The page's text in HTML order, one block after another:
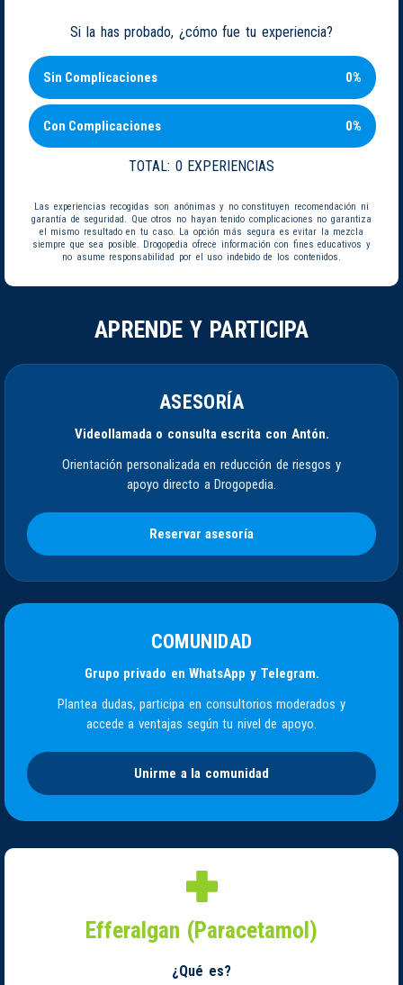
Si la has probado, ¿cómo fue tu experiencia?
Sin Complicaciones 0%
Con Complicaciones 0%
TOTAL: 0 EXPERIENCIAS
Las experiencias recogidas son anónimas y no constituyen recomendación ni
garantía de seguridad. Que otros no hayan tenido complicaciones no garantiza
el mismo resultado en tu caso. La opción más segura es evitar la mezcla
siempre que sea posible. Drogopedia ofrece información con fines educativos y
no asume responsabilidad por el uso indebido de los contenidos.
APRENDE Y PARTICIPA
ASESORÍA
Videollamada o consulta escrita con Antón.
Orientación personalizada en reducción de riesgos y
apoyo directo a Drogopedia.
Reservar asesoría
COMUNIDAD
Grupo privado en WhatsApp y Telegram.
Plantea dudas, participa en consultorios moderados y
accede a ventajas según tu nivel de apoyo.
Unirme a la comunidad
Efferalgan (Paracetamol)
¿Qué es?